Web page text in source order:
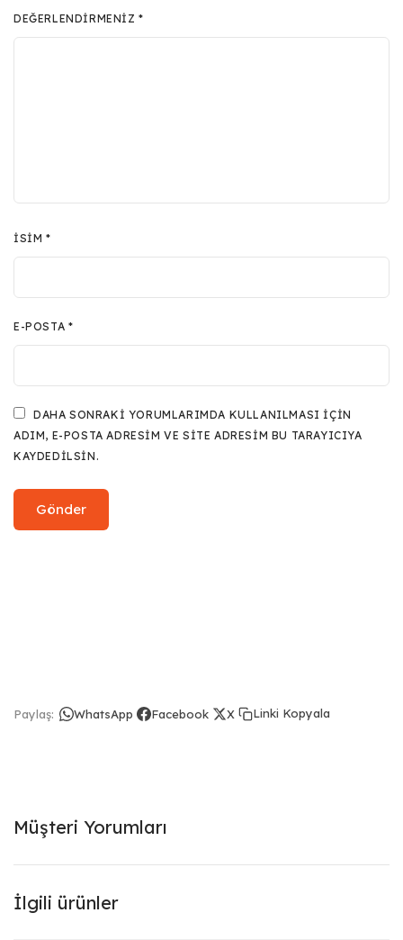
DEĞERLENDIRMENIZ*
İSIM*
E-POSTA *
DAHA SONRAKI YORUMLARIMDA KULLANILMASI IÇIN
ADIM, E-POSTA ADRESIM VE SITE ADRESIM BU TARAYICIYA
KAYDEDILSIN.
Paylaş: WhatsApp Facebook X Linki Kopyala
Müşteri Yorumları
İlgili ürünler